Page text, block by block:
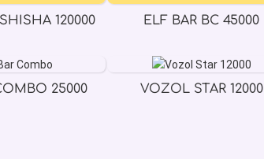
120000 ELF BAR BC 45000
25000 VOZOL STAR 12000